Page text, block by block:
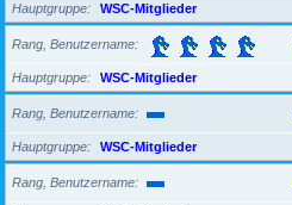
Hauptgruppe WSC-Mitglieder
Rang, Benutzername
Hauptgruppe WSC-Mitglieder
Rang, Benutzername
Hauptgruppe WSC-Mitglieder
Rang, Benutzername